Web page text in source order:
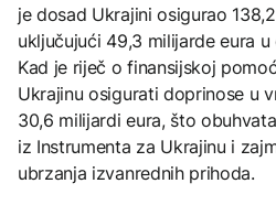
je dosad Ukrajini osigurao
uključujući 49,3 milijarde eura
Kad je riječ o finansijskoj
Ukrajinu osigurati doprinose u
30,6 milijardi eura, što
iz Instrumenta za Ukrajinu i
ubrzanja izvanrednih prihoda.